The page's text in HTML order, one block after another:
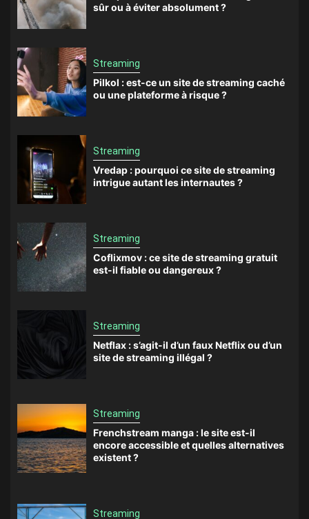
sûr ou à éviter absolument ?
Streaming
Pilkol : est-ce un site de streaming caché
ou une plateforme à risque ?
Streaming
Vredap : pourquoi ce site de streaming
intrigue autant les internautes ?
Streaming
Coflixmov : ce site de streaming gratuit
est-il fiable ou dangereux ?
Streaming
Netflax : s’agit-il d’un faux Netflix ou d’un
site de streaming illégal ?
Streaming
Frenchstream manga : le site est-il
encore accessible et quelles alternatives
existent ?
Streaming